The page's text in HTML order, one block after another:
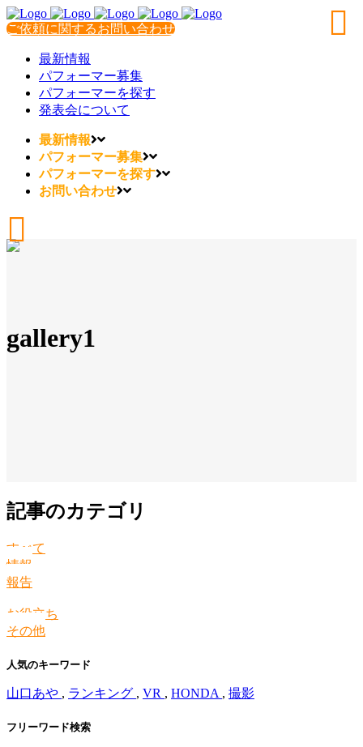
ご依頼に関するお問い合わせ
最新情報
パフォーマー募集
パフォーマーを探す
発表会について
最新情報
パフォーマー募集
パフォーマーを探す
お問い合わせ
gallery1
記事のカテゴリ
すべて
情報
報告
お役立ち
その他
人気のキーワード
山口あや , ランキング , VR , HONDA , 撮影
フリーワード検索